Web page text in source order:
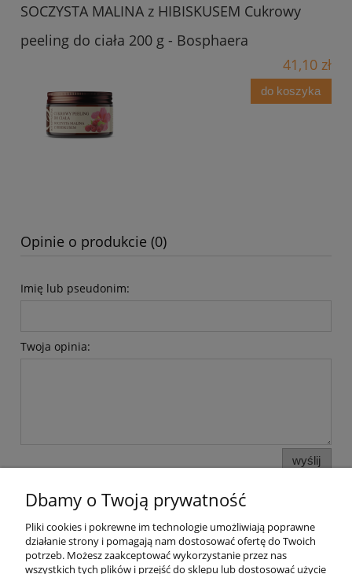
SOCZYSTA MALINA z HIBISKUSEM Cukrowy
peeling do ciała 200 g - Bosphaera
41,10 zł
do koszyka
Opinie o produkcie (0)
Imię lub pseudonim:
Twoja opinia:
wyślij
Pomoc
Dbamy o Twoją prywatność
Pliki cookies i pokrewne im technologie umożliwiają poprawne
działanie strony i pomagają nam dostosować ofertę do Twoich
potrzeb. Możesz zaakceptować wykorzystanie przez nas
wszystkich tych plików i przejść do sklepu lub dostosować użycie